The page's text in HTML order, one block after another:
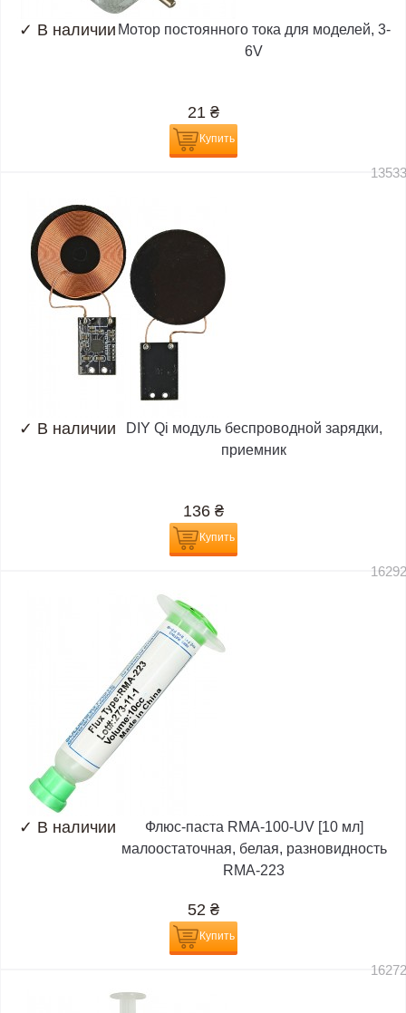
✓ В наличии Мотор постоянного тока для моделей, 3-
6V
21 ₴
Купить
✓ В наличии
DIY Qi модуль беспроводной зарядки,
приемник
136 ₴
Купить
✓ В наличии
Флюс-паста RMA-100-UV [10 мл]
малоостаточная, белая, разновидность
RMA-223
52 ₴
Купить